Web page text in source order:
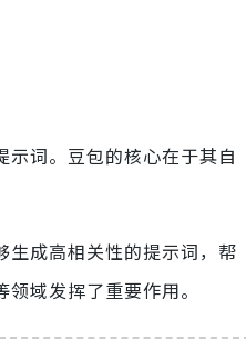
词。豆包的核心在于其自
生成高相关性的提示词，帮
域发挥了重要作用。